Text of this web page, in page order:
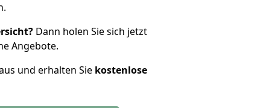
Dann holen Sie sich jetzt
Angebote.
und erhalten Sie kostenlose